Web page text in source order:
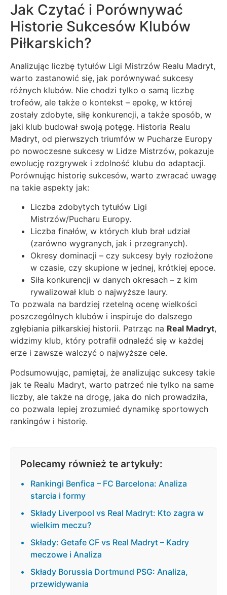
Jak Czytać i Porównywać
Historie Sukcesów Klubów
Piłkarskich?
Analizując liczbę tytułów Ligi Mistrzów Realu Madryt,
warto zastanowić się, jak porównywać sukcesy
różnych klubów. Nie chodzi tylko o samą liczbę
trofeów, ale także o kontekst – epokę, w której
zostały zdobyte, siłę konkurencji, a także sposób, w
jaki klub budował swoją potęgę. Historia Realu
Madryt, od pierwszych triumfów w Pucharze Europy
po nowoczesne sukcesy w Lidze Mistrzów, pokazuje
ewolucję rozgrywek i zdolność klubu do adaptacji.
Porównując historię sukcesów, warto zwracać uwagę
na takie aspekty jak:
Liczba zdobytych tytułów Ligi
Mistrzów/Pucharu Europy.
Liczba finałów, w których klub brał udział
(zarówno wygranych, jak i przegranych).
Okresy dominacji – czy sukcesy były rozłożone
w czasie, czy skupione w jednej, krótkiej epoce.
Siła konkurencji w danych okresach – z kim
rywalizował klub o najwyższe laury.
To pozwala na bardziej rzetelną ocenę wielkości
poszczególnych klubów i inspiruje do dalszego
zgłębiania piłkarskiej historii. Patrząc na Real Madryt,
widzimy klub, który potrafił odnaleźć się w każdej
erze i zawsze walczyć o najwyższe cele.
Podsumowując, pamiętaj, że analizując sukcesy takie
jak te Realu Madryt, warto patrzeć nie tylko na same
liczby, ale także na drogę, jaka do nich prowadziła,
co pozwala lepiej zrozumieć dynamikę sportowych
rankingów i historię.
Polecamy również te artykuły:
Rankingi Benfica – FC Barcelona: Analiza
starcia i formy
Składy Liverpool vs Real Madryt: Kto zagra w
wielkim meczu?
Składy: Getafe CF vs Real Madryt – Kadry
meczowe i Analiza
Składy Borussia Dortmund PSG: Analiza,
przewidywania